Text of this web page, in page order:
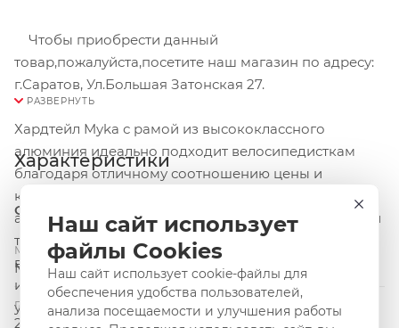
Чтобы приобрести данный
товар,пожалуйста,посетите наш магазин по адресу:
г.Саратов, Ул.Большая Затонская 27.
Хардтейл Myka с рамой из высококлассного
алюминия идеально подходит велосипедисткам
благодаря отличному соотношению цены и
качества. Доступный с 26" и 29" колесами,
амортизационной вилкой и надежными дисковыми
тормозами, Myka обеспечивает низкий стендовер
вне зависимости от размера рамы для уверенности
и удобной посадки. Вы получите массу
удовольствия, куда бы вы не отправились на этом
Характеристики
Общие и основные свойства
Модель и серия
Myka
Год-Сезон
2014
Наш сайт использует
файлы Cookies
Наш сайт использует cookie-файлы для
обеспечения удобства пользователей,
анализа посещаемости и улучшения работы